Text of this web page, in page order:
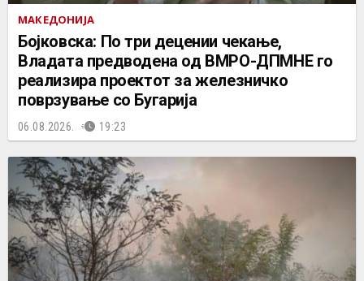
МАКЕДОНИЈА
Бојковска: По три децении чекање,
Владата предводена од ВМРО-ДПМНЕ го
реализира проектот за железничко
поврзување со Бугарија
06.08.2026. 19:23